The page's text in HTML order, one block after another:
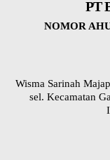
PT
NOMOR
Wisma Sarinah
sel. Kecamatan